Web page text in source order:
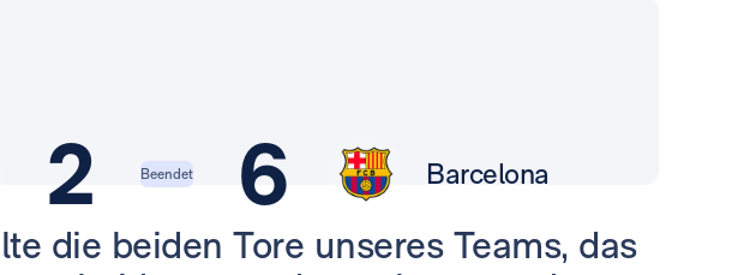
2 6
Beendet Barcelona
die beiden Tore unseres Teams, das